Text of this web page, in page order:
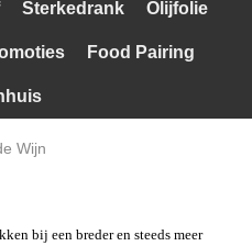
Sterkedrank Olijfolie
Food Pairing
Wijn
bij een breder en steeds meer